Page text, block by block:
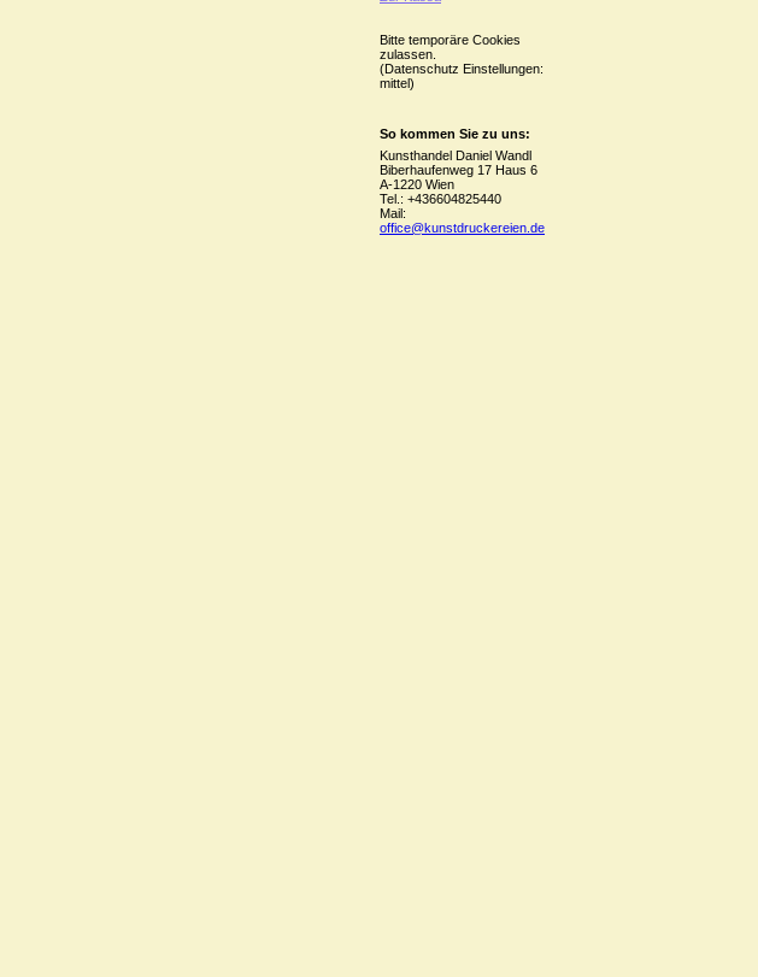
Bitte temporäre Cookies
zulassen.
(Datenschutz Einstellungen:
mittel)
So kommen Sie zu uns:
Kunsthandel Daniel Wandl
Biberhaufenweg 17 Haus 6
A-1220 Wien
Tel.: +436604825440
Mail:
office@kunstdruckereien.de